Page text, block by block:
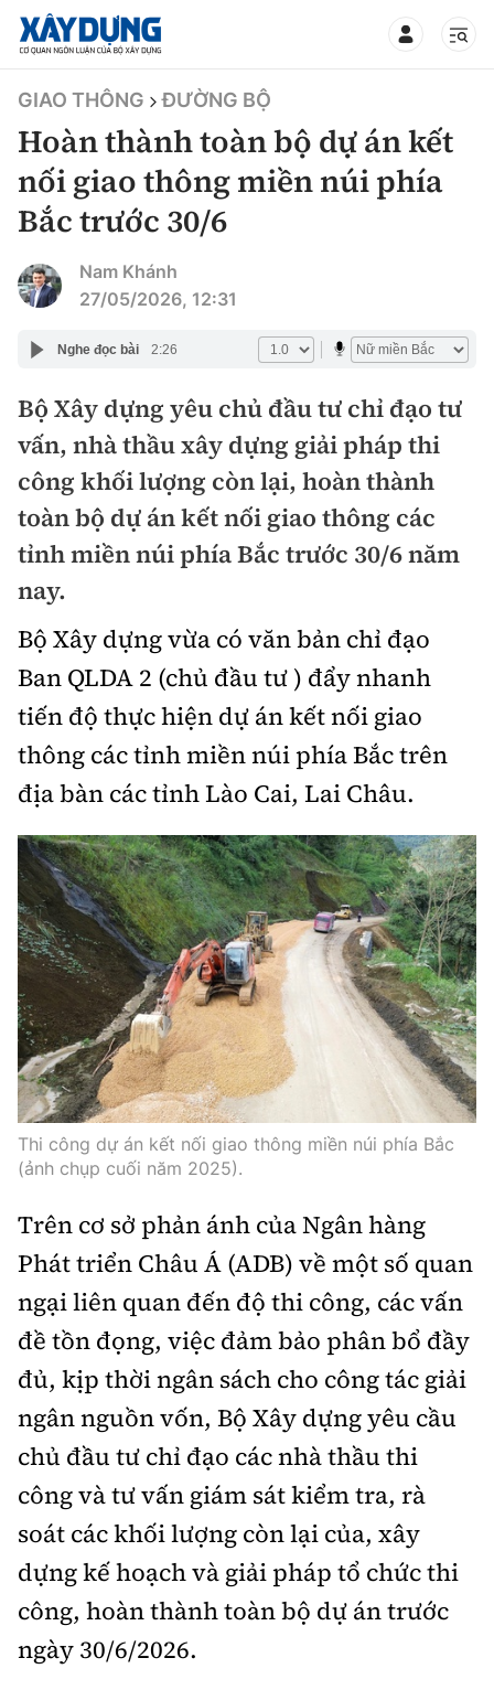
TIN BỘ XÂY DỰNG
CHUYÊN MỤC
Mới nhất
Thời sự
Chính trị
Xã hội
Chuyện dọc đường
Cải chính
Xây dựng
Chỉ đạo điều hành
Quy hoạch kiến trúc
Giám định chất lượng
Quản lý đô thị
Giao thông
Quản lý
Đường bộ
Hàng không
Đường sắt
Đăng kiểm
Đường sắt tốc độ cao
Đường thủy
Hàng hải
Đường sắt đô thị
Nhà thầu
Mời thầu - Đấu thầu
Thi viết về GTVT
Kinh tế
Thị trường
Tài chính
Chứng khoán
Bảo hiểm
Pháp luật
Thanh tra
An ninh hình sự
Điều tra
Hỏi - Đáp
An toàn giao thông
Giao thông 24h
ATGT địa phương
Văn hóa giao thông
Lái xe an toàn
Chung tay vì ATGT
Gương sáng giao thông
Chất lượng sống
Giáo dục
Y tế
Đời sống
Lao động - Công đoàn
Văn hóa - Giải Trí
Văn hóa
Showbiz
Điện ảnh
Âm nhạc
Thể thao
Bóng đá
Bình luận
Hậu trường sao
360 độ thể thao
Công nghệ
Công nghệ mới
Sản phẩm mới
Tư vấn
Thế giới
Thời sự Quốc tế
Hồ sơ tài liệu
Thế giới giao thông
Thế giới xây dựng
Đi ++
Du lịch
Khám phá
Lối sống
Video
Thời sự
Khám phá
Camera giao thông
Câu chuyện giao thông
Giải trí - Thể thao
Cơ quan chủ quản: Bộ Xây dựng
Giấy phép số: 03/GP-BVHTTDL, cấp ngày 1/4/2025.
Tòa soạn: Số 2 Nguyễn Công Hoan, phường Giảng Võ,
Hà Nội.
Tổng biên tập:Nguyễn Thị Hồng Nga
Phó Tổng biên tập:Nguyễn Sơn Tùng,
Nguyễn Đức Thắng, La Đức Hùng
Hotline:
0901 514 799
Quảng cáo và Phát hành:
GIAO THÔNG ĐƯỜNG BỘ
Hoàn thành toàn bộ dự án kết
nối giao thông miền núi phía
Bắc trước 30/6
Nam Khánh
27/05/2026, 12:31
Nghe đọc bài 2:26
Bộ Xây dựng yêu chủ đầu tư chỉ đạo tư
vấn, nhà thầu xây dựng giải pháp thi
công khối lượng còn lại, hoàn thành
toàn bộ dự án kết nối giao thông các
tỉnh miền núi phía Bắc trước 30/6 năm
nay.
Bộ Xây dựng vừa có văn bản chỉ đạo
Ban QLDA 2 (chủ đầu tư ) đẩy nhanh
tiến độ thực hiện dự án kết nối giao
thông các tỉnh miền núi phía Bắc trên
địa bàn các tỉnh Lào Cai, Lai Châu.
Thi công dự án kết nối giao thông miền núi phía Bắc
(ảnh chụp cuối năm 2025).
Trên cơ sở phản ánh của Ngân hàng
Phát triển Châu Á (ADB) về một số quan
ngại liên quan đến độ thi công, các vấn
đề tồn đọng, việc đảm bảo phân bổ đầy
đủ, kịp thời ngân sách cho công tác giải
ngân nguồn vốn, Bộ Xây dựng yêu cầu
chủ đầu tư chỉ đạo các nhà thầu thi
công và tư vấn giám sát kiểm tra, rà
soát các khối lượng còn lại của, xây
dựng kế hoạch và giải pháp tổ chức thi
công, hoàn thành toàn bộ dự án trước
ngày 30/6/2026.